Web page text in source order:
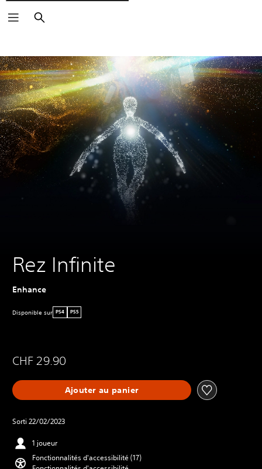
Rechercher
Rez Infinite
Enhance
Disponible sur PS4 PS5
CHF 29.90
Ajouter au panier
Sorti 22/02/2023
1 joueur
Fonctionnalités d'accessibilité (17)